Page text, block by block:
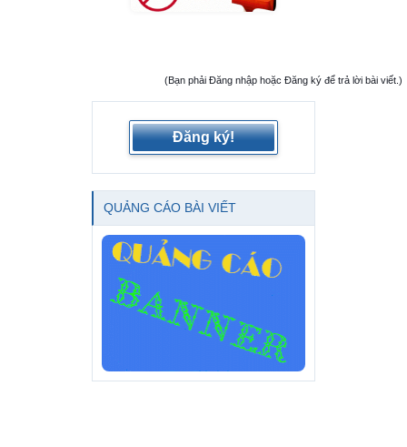
(Bạn phải Đăng nhập hoặc Đăng ký để trả lời bài viết.)
Đăng ký!
QUẢNG CÁO BÀI VIẾT